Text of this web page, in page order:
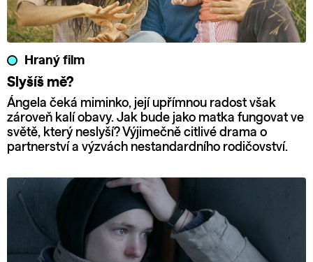
Hraný film
Slyšíš mě?
Ángela čeká miminko, její upřímnou radost však
zároveň kalí obavy. Jak bude jako matka fungovat ve
světě, který neslyší? Výjimečně citlivé drama o
partnerství a výzvách nestandardního rodičovství.